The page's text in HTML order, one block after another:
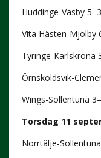
Huddinge-Väsby 5–3
Vita Hästen-Mjölby
Tyringe-Karlskrona
Örnsköldsvik-
Wings-Sollentuna
Torsdag 11
Norrtälje-